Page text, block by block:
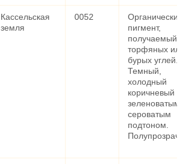
Кассельская
земля
0052
Органический
пигмент,
получаемый
торфяных или
бурых углей.
Темный,
холодный
коричневый с
зеленоватым
сероватым
подтоном.